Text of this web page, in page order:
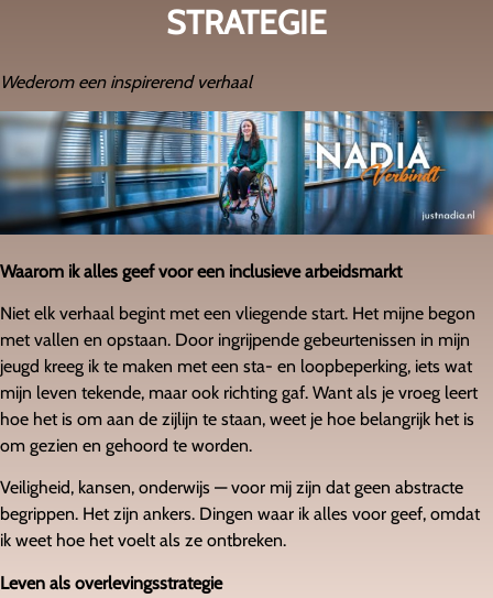
STRATEGIE
Wederom een inspirerend verhaal
Waarom ik alles geef voor een inclusieve arbeidsmarkt
Niet elk verhaal begint met een vliegende start. Het mijne begon
met vallen en opstaan. Door ingrijpende gebeurtenissen in mijn
jeugd kreeg ik te maken met een sta- en loopbeperking, iets wat
mijn leven tekende, maar ook richting gaf. Want als je vroeg leert
hoe het is om aan de zijlijn te staan, weet je hoe belangrijk het is
om gezien en gehoord te worden.
Veiligheid, kansen, onderwijs — voor mij zijn dat geen abstracte
begrippen. Het zijn ankers. Dingen waar ik alles voor geef, omdat
ik weet hoe het voelt als ze ontbreken.
Leven als overlevingsstrategie